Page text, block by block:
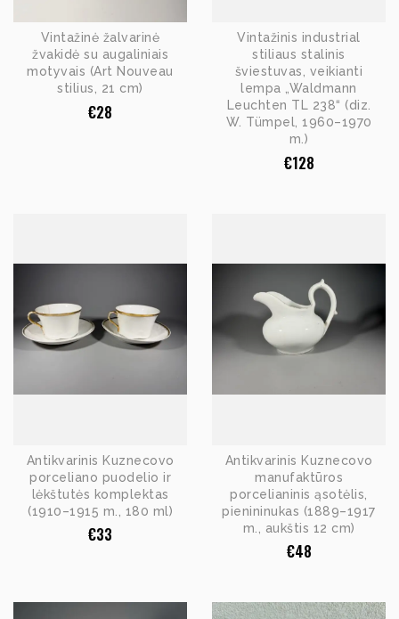
Vintažinė žalvarinė
žvakidė su augaliniais
motyvais (Art Nouveau
stilius, 21 cm)
€28
Vintažinis industrial
stiliaus stalinis
šviestuvas, veikianti
lempa „Waldmann
Leuchten TL 238“ (diz.
W. Tümpel, 1960–1970
m.)
€128
Antikvarinis Kuznecovo
porceliano puodelio ir
lėkštutės komplektas
(1910–1915 m., 180 ml)
€33
Antikvarinis Kuznecovo
manufaktūros
porcelianinis ąsotėlis,
pienininukas (1889–1917
m., aukštis 12 cm)
€48